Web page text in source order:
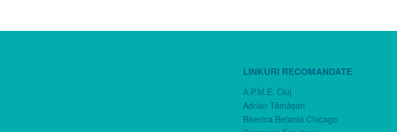
LINKURI RECOMANDATE
A.P.M.E. Cluj
Adrian Tămăşan
Biserica Betania Chicago